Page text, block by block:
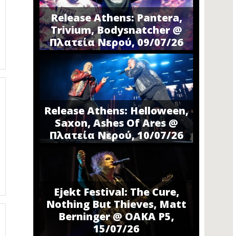
Release Athens: Pantera,
Trivium, Bodysnatcher @
Πλατεία Νερού, 09/07/26
Release Athens: Helloween,
Saxon, Ashes Of Ares @
Πλατεία Νερού, 10/07/26
Ejekt Festival: The Cure,
Nothing But Thieves, Matt
Berninger @ ΟΑΚΑ P5,
15/07/26